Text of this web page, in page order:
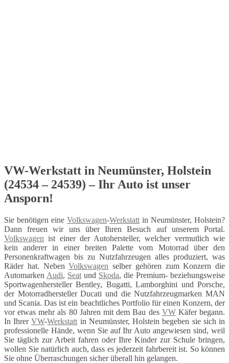
VW-Werkstatt in Neumünster, Holstein
(24534 – 24539) – Ihr Auto ist unser
Ansporn!
Sie benötigen eine Volkswagen-Werkstatt in Neumünster, Holstein?
Dann freuen wir uns über Ihren Besuch auf unserem Portal.
Volkswagen ist einer der Autohersteller, welcher vermutlich wie
kein anderer in einer breiten Palette vom Motorrad über den
Personenkraftwagen bis zu Nutzfahrzeugen alles produziert, was
Räder hat. NebenVolkswagen selber gehören zum Konzern die
Automarken Audi, Seat und Skoda, die Premium- beziehungsweise
Sportwagenhersteller Bentley, Bugatti, Lamborghini und Porsche,
der Motorradhersteller Ducati und die Nutzfahrzeugmarken MAN
und Scania. Das ist ein beachtliches Portfolio für einen Konzern, der
vor etwas mehr als 80 Jahren mit dem Bau des VWKäfer begann.
In IhrerVW-Werkstatt in Neumünster, Holstein begeben sie sich in
professionelle Hände, wenn Sie auf Ihr Auto angewiesen sind, weil
Sie täglich zur Arbeit fahren oder Ihre Kinder zur Schule bringen,
wollen Sie natürlich auch, dass es jederzeit fahrbereit ist. So können
Sie ohne Überraschungen sicher überall hin gelangen.